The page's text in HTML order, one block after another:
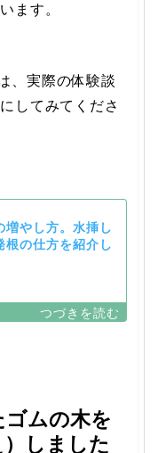
ます。
、実際の体験談
してみてくださ
増やし方。水挿し
根の仕方を紹介し
ムの木を
しました